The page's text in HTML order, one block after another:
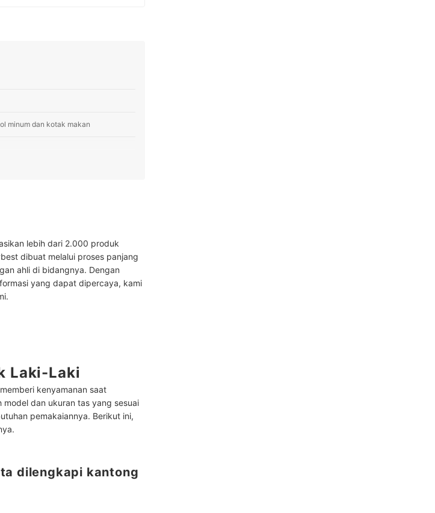
minum dan kotak makan
lebih dari 2.000 produk
dibuat melalui proses panjang
ahli di bidangnya. Dengan
yang dapat dipercaya, kami
Laki-Laki
kenyamanan saat
dan ukuran tas yang sesuai
pemakaiannya. Berikut ini,
dilengkapi kantong